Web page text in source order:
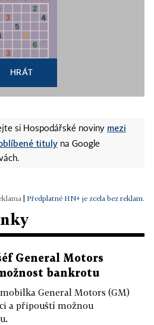
HRÁT
si Hospodářské noviny mezi
tituly na Google
Předplatné HN+ je zcela bez reklam.
General Motors
bankrotu
General Motors (GM)
a připouští možnou